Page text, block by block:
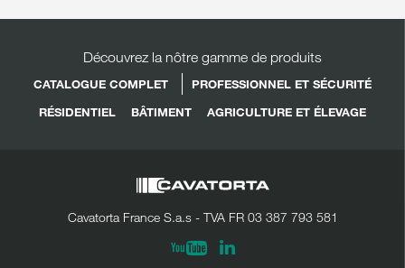
Découvrez la nôtre gamme de produits
CATALOGUE COMPLET
PROFESSIONNEL ET SÉCURITÉ
RÉSIDENTIEL
BÂTIMENT AGRICULTURE ET ÉLEVAGE
Cavatorta France S.a.s - TVA FR 03 387 793 581
Youtube Linkedin